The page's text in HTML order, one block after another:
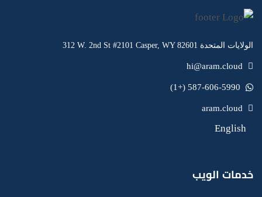
312 W. 2nd St #2101 Casper, WY 82601 الولايات المتحدة
hi@aram.cloud
587-606-5990 (+1)
aram.cloud
English
خدمات الويب